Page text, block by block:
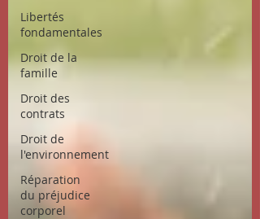
Libertés
fondamentales
Droit de la
famille
Droit des
contrats
Droit de
l'environnement
Réparation
du préjudice
corporel